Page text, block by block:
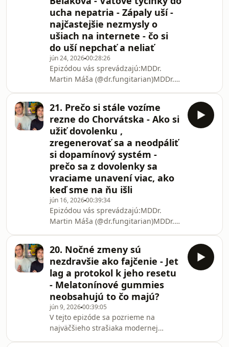
10% zľava s kódom
&quot;BIOHUSTLE&quot;V tejto
epizóde sa pozrieme na filter nášho
tela, ktorý fatálne zanedbávame, hoci
priamo riadi našu biológiu, anatómiu
tváre a kvalitu spánku – na náš
ucha nepatria - Zápaly uší -
najčastejšie nezmysly o
ušiach na internete - čo si
do uší nepchať a neliať
jún 24, 202600:28:26
Epizódou vás sprevádzajú:MDDr.
Martin Máša (@dr.fungitarian)MDDr.
podporili: ⁠⁠⁠hrotlife.sk⁠⁠⁠ - prémiové
doplnky výživy s lekárskou poradňou,
10% zľava s kódom
&quot;BIOHUSTLE&quot;Ohluchnem
zo slúchadiel? Vatové tyčinky do ucha
nepatria, zápaly uší a najčastejšie
mýty o sluchuV tejto epizóde sa
pozrieme na orgán, ktorý berie
21. Prečo si stále vozíme
rezne do Chorvátska - Ako si
užiť dovolenku ,
zregenerovať sa a neodpáliť
si dopamínový systém -
prečo sa z dovolenky sa
vraciame unavení viac, ako
keď sme na ňu išli
jún 16, 202600:39:34
Epizódou vás sprevádzajú:MDDr.
Martin Máša (@dr.fungitarian)MDDr.
lekárskou poradňou, 10% zľava s
kódom &quot;BIOHUSTLE&quot;Prečo
si stále vozíme rezne do Chorvátska?
Ako prežiť dovolenku, zregenerovať sa
a neodpáliť si dopamínový systémV
tejto epizóde sa pozrieme na
fenomén, ktorý dôverne pozná snáď
každý z nás – syn
20. Nočné zmeny sú
nezdravšie ako fajčenie - Jet
lag a protokol k jeho resetu
- Melatonínové gummies
neobsahujú to čo majú?
jún 9, 202600:39:05
V tejto epizóde sa pozrieme na
najväčšieho strašiaka modernej